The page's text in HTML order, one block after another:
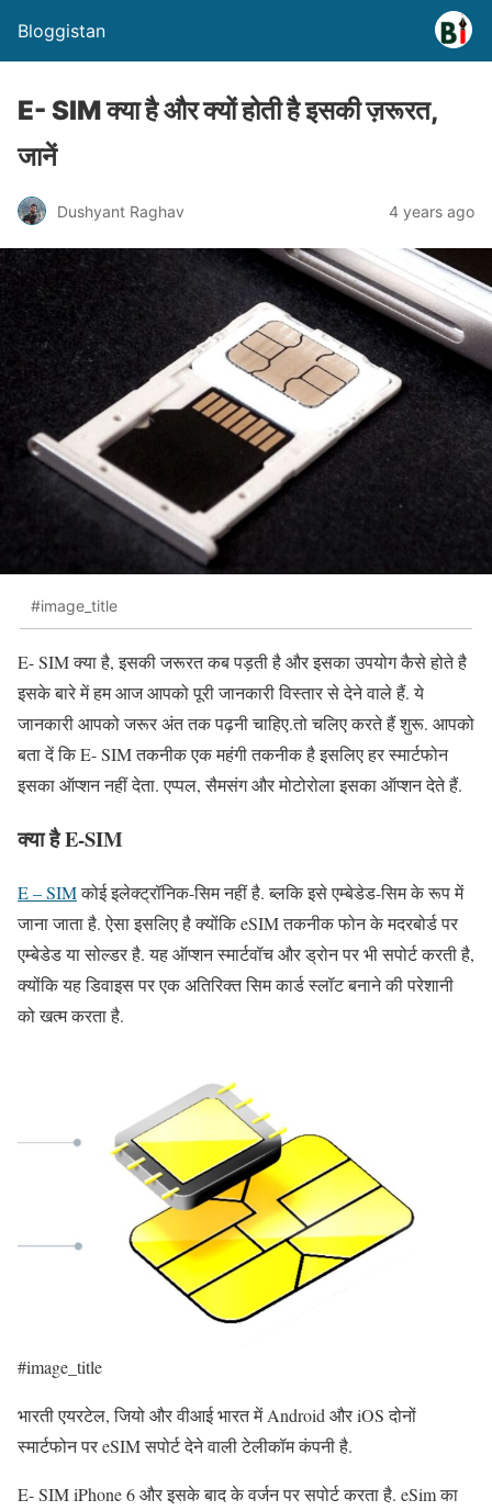
Bloggistan
E- SIM क्या है और क्यों होती है इसकी ज़रूरत,
जानें
Dushyant Raghav 4 years ago
#image_title
E- SIM क्या है, इसकी जरूरत कब पड़ती है और इसका उपयोग कैसे होते है
इसके बारे में हम आज आपको पूरी जानकारी विस्तार से देने वाले हैं. ये
जानकारी आपको जरूर अंत तक पढ़नी चाहिए.तो चलिए करते हैं शुरू. आपको
बता दें कि E- SIM तकनीक एक महंगी तकनीक है इसलिए हर स्मार्टफोन
इसका ऑप्शन नहीं देता. एप्पल, सैमसंग और मोटोरोला इसका ऑप्शन देते हैं.
क्या है E-SIM
E – SIMकोई इलेक्ट्रॉनिक-सिम नहीं है. ब्लकि इसे एम्बेडेड-सिम के रूप में
जाना जाता है. ऐसा इसलिए है क्योंकि eSIM तकनीक फोन के मदरबोर्ड पर
एम्बेडेड या सोल्डर है. यह ऑप्शन स्मार्टवॉच और ड्रोन पर भी सपोर्ट करती है,
क्योंकि यह डिवाइस पर एक अतिरिक्त सिम कार्ड स्लॉट बनाने की परेशानी
को खत्म करता है.
#image_title
भारती एयरटेल, जियो और वीआई भारत में Android और iOS दोनों
स्मार्टफोन पर eSIM सपोर्ट देने वाली टेलीकॉम कंपनी है.
E- SIM iPhone 6 और इसके बाद के वर्जन पर सपोर्ट करता है. eSim का